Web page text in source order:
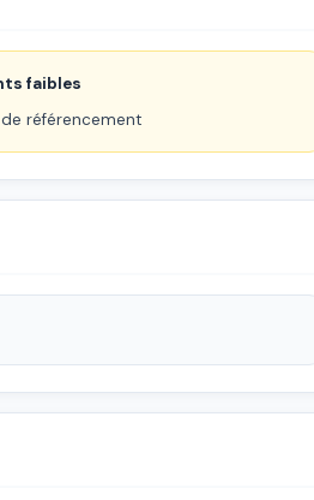
faibles
de référencement